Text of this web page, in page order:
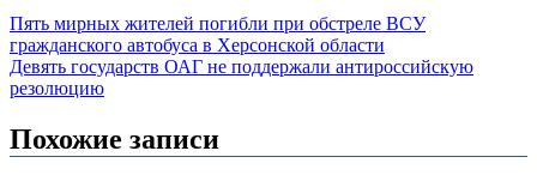
Пять мирных жителей погибли при обстреле ВСУ
гражданского автобуса в Херсонской области
Девять государств ОАГ не поддержали антироссийскую
резолюцию
Похожие записи